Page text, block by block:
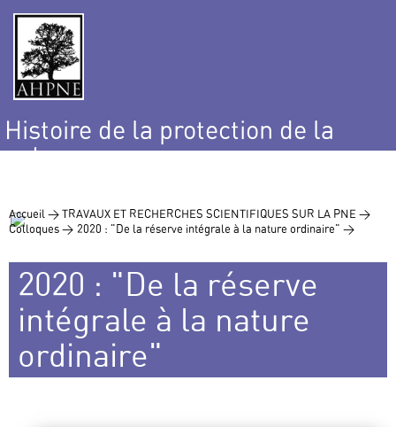
Histoire de la protection de la
nature
Accueil >TRAVAUX ET RECHERCHES SCIENTIFIQUES SUR LA PNE >
Colloques > 2020 : "De la réserve intégrale à la nature ordinaire" >
2020 : "De la réserve
intégrale à la nature
ordinaire"